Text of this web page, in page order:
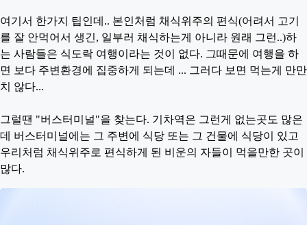
여기서 한가지 팁인데.. 본인처럼 채식위주의 편식(어려서 고기
를 잘 안먹어서 생긴, 일부러 채식하는게 아니라 원래 그런..)하
는 사람들은 식도락 여행이라는 것이 없다. 그때문에 여행을 하
면 보다 주변환경에 집중하게 되는데 ... 그러다 보면 먹는게 만만
치 않다...
그럴땐 "버스터미널"을 찾는다. 기차역은 그런게 없는곳도 많은
데 버스터미널에는 그 주변에 식당 또는 그 건물에 식당이 있고
우리처럼 채식위주로 편식하게 된 비운의 자들이 먹을만한 곳이
많다.